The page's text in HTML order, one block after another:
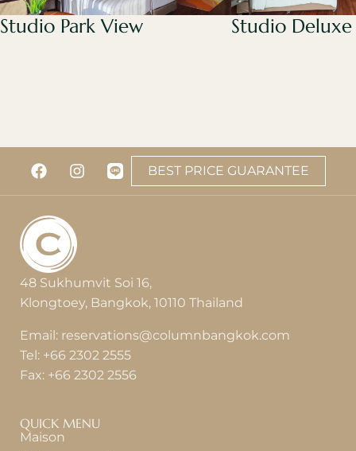
Studio Park View Studio
BEST PRICE GUARANTEE
48 Sukhumvit Soi 16,
Klongtoey, Bangkok, 10110 Thailand
Email: reservations@columnbangkok.com
Tel: +66 2302 2555
Fax: +66 2302 2556
QUICK MENU
Maison